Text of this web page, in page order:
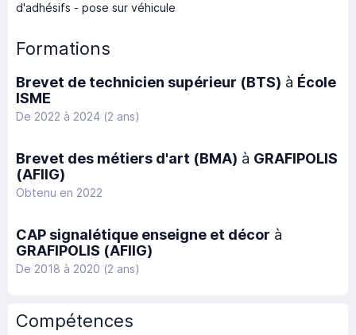
d'adhésifs - pose sur véhicule
Formations
Brevet de technicien supérieur (BTS) à École
ISME
De 2022 à 2024 (2 ans)
Brevet des métiers d'art (BMA) à GRAFIPOLIS
(AFIIG)
Obtenu en 2022
CAP signalétique enseigne et décor à
GRAFIPOLIS (AFIIG)
De 2018 à 2020 (2 ans)
Compétences